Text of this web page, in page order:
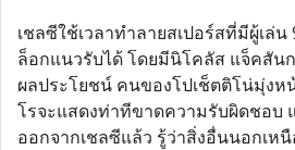
เชลซีใช้เวลาทำลายสเปอร์สที่มีผู้เล่
ล็อกแนวรับได้ โดยมีนิโคลัส แจ็คสัน
ผลประโยชน์ คนของโปเช็ตติโน่มุ่งห
โรจะแสดงท่าทีขาดความรับผิดชอบ
ออกจากเชลซีแล้ว รู้ว่าสิ่งอื่นนอกเห